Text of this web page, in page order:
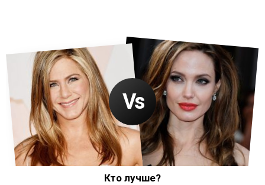
Кто лучше?